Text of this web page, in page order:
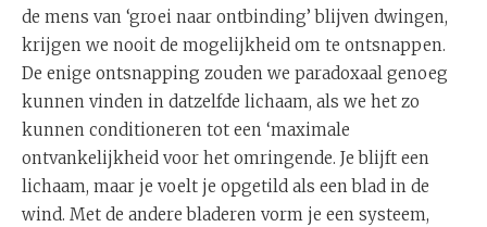
de mens van ‘groei naar ontbinding’ blijven dwingen,
krijgen we nooit de mogelijkheid om te ontsnappen.
De enige ontsnapping zouden we paradoxaal genoeg
kunnen vinden in datzelfde lichaam, als we het zo
kunnen conditioneren tot een ‘maximale
ontvankelijkheid voor het omringende. Je blijft een
lichaam, maar je voelt je opgetild als een blad in de
wind. Met de andere bladeren vorm je een systeem,